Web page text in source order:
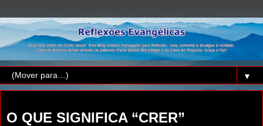
▼
O QUE SIGNIFICA “CRER”